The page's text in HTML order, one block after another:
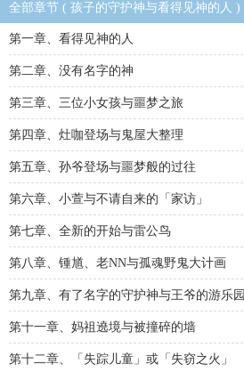
全部章节 ( 孩子的守护神与看得见神的人 )
第一章、看得见神的人
第二章、没有名字的神
第三章、三位小女孩与噩梦之旅
第四章、灶咖登场与鬼屋大整理
第五章、孙爷登场与噩梦般的过往
第六章、小萱与不请自来的「家访」
第七章、全新的开始与雷公鸟
第八章、锺馗、老NN与孤魂野鬼大计画
第九章、有了名字的守护神与王爷的游乐园
第十一章、妈祖遶境与被撞碎的墙
第十二章、「失踪儿童」或「失窃之火」